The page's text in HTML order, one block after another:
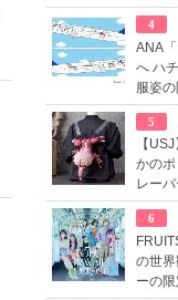
4
ANA
へ ハ
服姿
5
【
かの
レーバ
6
の世
ーの